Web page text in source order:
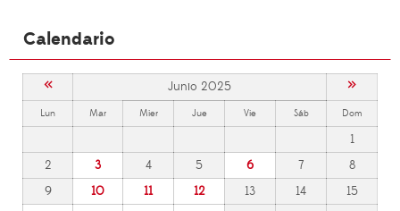
Calendario
« Junio 2025 »
Lun Mar Mier Jue Vie Sáb Dom
1
2
3 4 5 6 7
8
9
10 11 12 13 14
15